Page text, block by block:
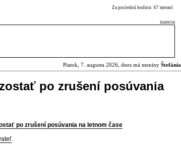
Za poslednú hodinu: 67 meraní
inzercia
Piatok, 7. augusta 2026, dnes má meniny Štefánia
po zrušení posúvania
po zrušení posúvania na letnom čase
.